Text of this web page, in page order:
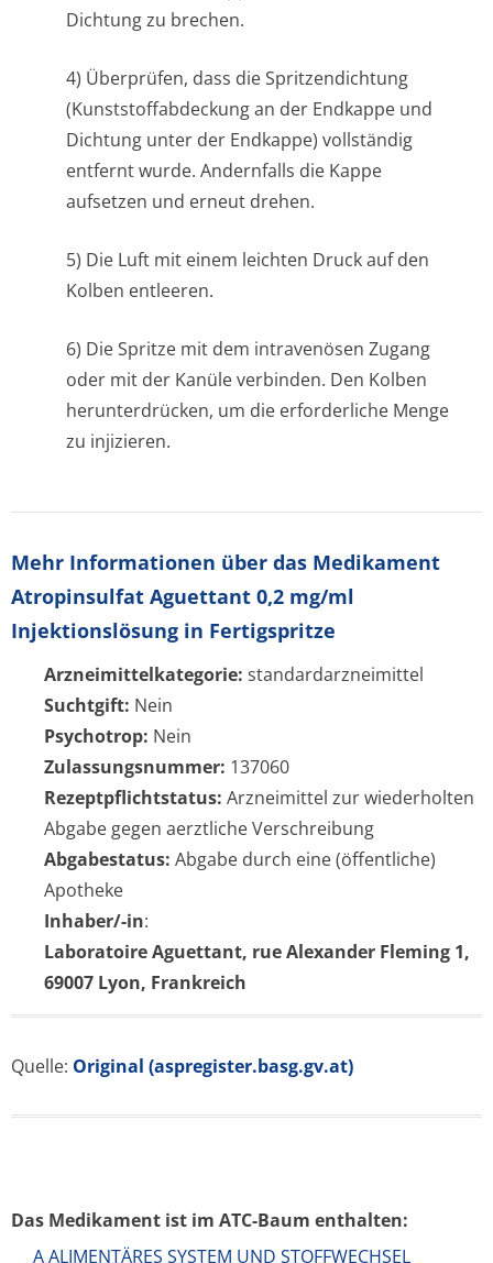
Dichtung zu brechen.
4) Überprüfen, dass die Spritzendichtung
(Kunststoffab­deckung an der Endkappe und
Dichtung unter der Endkappe) vollständig
entfernt wurde. Andernfalls die Kappe
aufsetzen und erneut drehen.
5) Die Luft mit einem leichten Druck auf den
Kolben entleeren.
6) Die Spritze mit dem intravenösen Zugang
oder mit der Kanüle verbinden. Den Kolben
herunterdrücken, um die erforderliche Menge
zu injizieren.
Mehr Informationen über das Medikament
Atropinsulfat Aguettant 0,2 mg/ml
Injektionslösung in Fertigspritze
Arzneimittelkategorie: standardarzneimittel
Suchtgift: Nein
Psychotrop: Nein
Zulassungsnummer: 137060
Rezeptpflichtstatus: Arzneimittel zur wiederholten
Abgabe gegen aerztliche Verschreibung
Abgabestatus: Abgabe durch eine (öffentliche)
Apotheke
Inhaber/-in:
Laboratoire Aguettant, rue Alexander Fleming 1,
69007 Lyon, Frankreich
Quelle: Original (aspregister.basg.gv.at)
Das Medikament ist im ATC-Baum enthalten:
A ALIMENTÄRES SYSTEM UND STOFFWECHSEL